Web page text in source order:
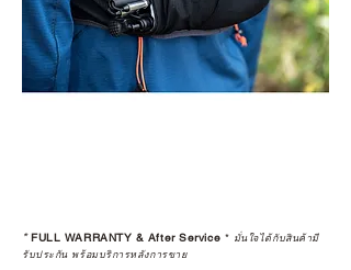
*FULL WARRANTY & After Service * มั่นใจได้กับสินค้ามี
รับประกัน พร้อมบริการหลังการขาย